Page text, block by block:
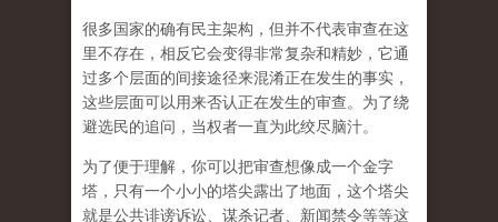
很多国家的确有民主架构，但并不代表审查在这
里不存在，相反它会变得非常复杂和精妙，它通
过多个层面的间接途径来混淆正在发生的事实，
这些层面可以用来否认正在发生的审查。为了绕
避选民的追问，当权者一直为此绞尽脑汁。
为了便于理解，你可以把审查想像成一个金字
塔，只有一个小小的塔尖露出了地面，这个塔尖
就是公共诽谤诉讼、谋杀记者、新闻禁令等等这